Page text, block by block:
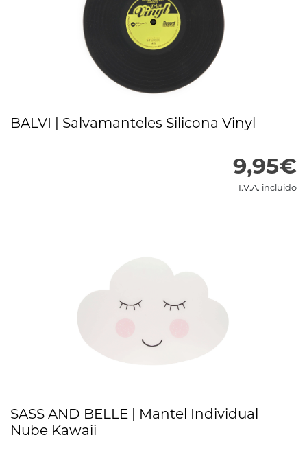
BALVI | Salvamanteles Silicona Vinyl
9,95€
I.V.A. incluido
SASS AND BELLE | Mantel Individual
Nube Kawaii